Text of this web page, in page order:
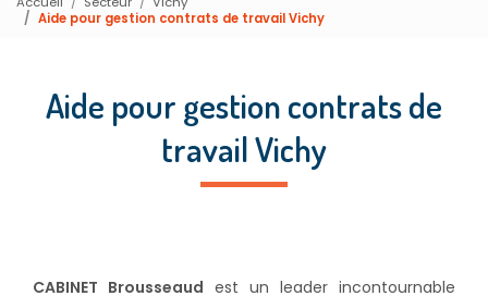
Aide pour gestion contrats de travail Vichy
Aide pour gestion contrats de
travail Vichy
CABINET Brousseaud est un leader incontournable